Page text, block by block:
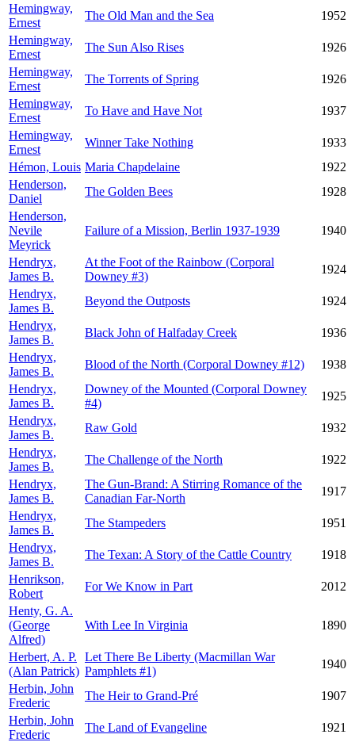
Hemingway,
Ernest
The Old Man and the Sea
1952
Hemingway,
Ernest
The Sun Also Rises
1926
Hemingway,
Ernest
The Torrents of Spring
1926
Hemingway,
Ernest
To Have and Have Not
1937
Hemingway,
Ernest
Winner Take Nothing
1933
Hémon, Louis Maria Chapdelaine
1922
Henderson,
Daniel
The Golden Bees
1928
Henderson,
Nevile
Meyrick
Failure of a Mission, Berlin 1937-1939 1940
Hendryx,
James B.
At the Foot of the Rainbow (Corporal
Downey #3)
1924
Hendryx,
James B.
Beyond the Outposts
1924
Hendryx,
James B.
Black John of Halfaday Creek
1936
Hendryx,
James B.
Blood of the North (Corporal Downey #12)
1938
Hendryx,
James B.
Downey of the Mounted (Corporal Downey
#4)
1925
Hendryx,
James B.
Raw Gold
1932
Hendryx,
James B.
The Challenge of the North
1922
Hendryx,
James B.
The Gun-Brand: A Stirring Romance of the
Canadian Far-North
1917
Hendryx,
James B.
The Stampeders
1951
Hendryx,
James B.
The Texan: A Story of the Cattle Country
1918
Henrikson,
Robert
For We Know in Part
2012
Henty, G. A.
(George
Alfred)
With Lee In Virginia 1890
Herbert, A. P.
(Alan Patrick)
Let There Be Liberty (Macmillan War
Pamphlets #1)
1940
Herbin, John
Frederic
The Heir to Grand-Pré
1907
Herbin, John
Frederic
The Land of Evangeline
1921